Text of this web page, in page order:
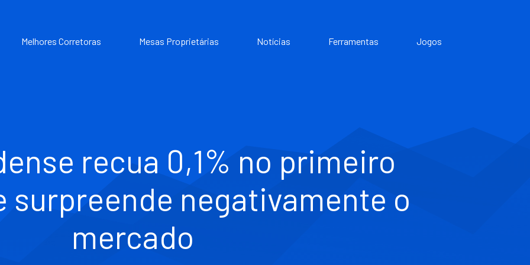
Melhores Corretoras Mesas Proprietárias Notícias Ferramentas Jogos
recua 0,1% no primeiro
surpreende negativamente o
mercado